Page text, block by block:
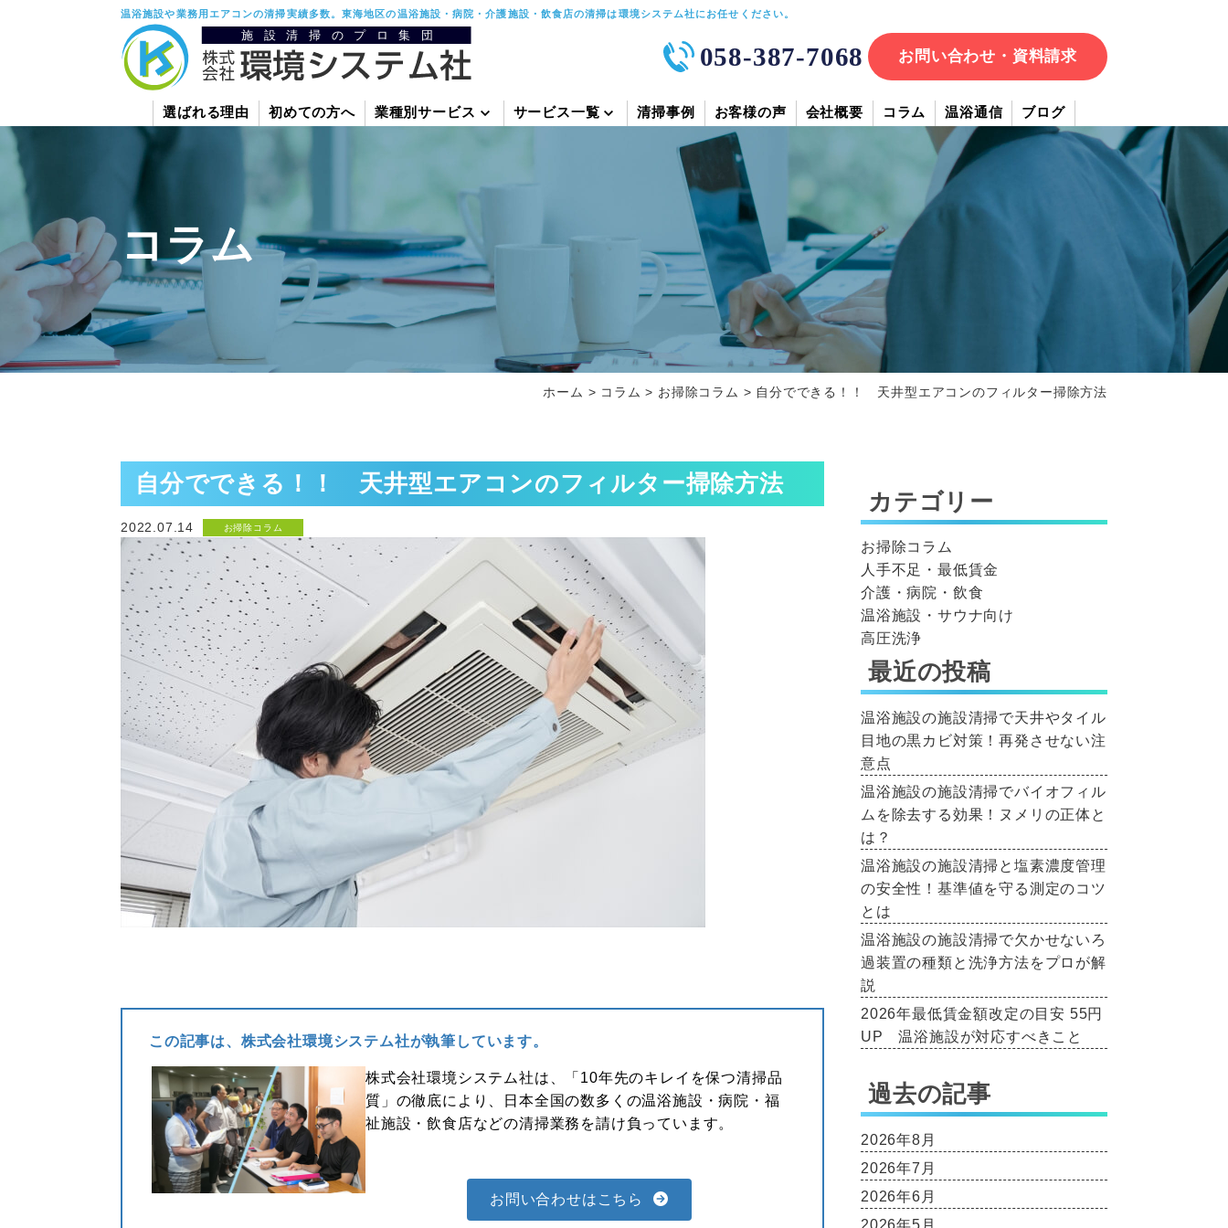
温浴施設や業務用エアコンの清掃実績多数。東海地区の温浴施設・病院・介護施設・飲食店の清掃は環境システム社にお任せください。
058-387-7068 お問い合わせ・資料請求
選ばれる理由 初めての方へ 業種別サービス サービス一覧 清掃事例 お客様の声 会社概要 コラム 温浴通信 ブログ
コラム
ホーム > コラム > お掃除コラム > 自分でできる！！ 天井型エアコンのフィルター掃除方法
自分でできる！！ 天井型エアコンのフィルター掃除方法
2022.07.14 お掃除コラム
この記事は、 株式会社環境システム社が執筆しています。
株式会社環境システム社は、「10年先のキレイを保つ清掃品
質」の徹底により、日本全国の数多くの温浴施設・病院・福
祉施設・飲食店などの清掃業務を請け負っています。
お問い合わせはこちら
カテゴリー
お掃除コラム
人手不足・最低賃金
介護・病院・飲食
温浴施設・サウナ向け
高圧洗浄
最近の投稿
温浴施設の施設清掃で天井やタイル
目地の黒カビ対策！再発させない注
意点
温浴施設の施設清掃でバイオフィル
ムを除去する効果！ヌメリの正体と
は？
温浴施設の施設清掃と塩素濃度管理
の安全性！基準値を守る測定のコツ
とは
温浴施設の施設清掃で欠かせないろ
過装置の種類と洗浄方法をプロが解
説
2026年最低賃金額改定の目安 55円
UP 温浴施設が対応すべきこと
過去の記事
2026年8月
2026年7月
2026年6月
2026年5月